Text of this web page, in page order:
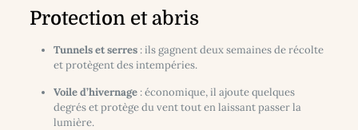
Protection et abris
Tunnels et serres: ils gagnent deux semaines de récolte
et protègent des intempéries.
Voile d’hivernage: économique, il ajoute quelques
degrés et protège du vent tout en laissant passer la
lumière.